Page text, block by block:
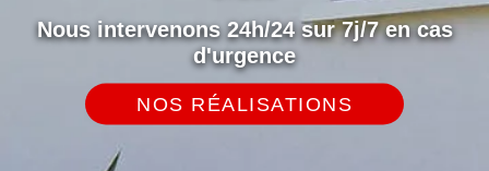
Nous intervenons 24h/24 sur 7j/7 en cas
d'urgence
NOS RÉALISATIONS